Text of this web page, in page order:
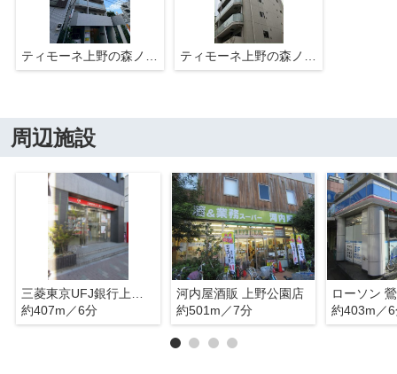
ティモーネ上野の森ノース ティモーネ上野の森ノース
周辺施設
約407m／6分
河内屋酒販 上野公園店
約501m／7分
ローソン
約403m／